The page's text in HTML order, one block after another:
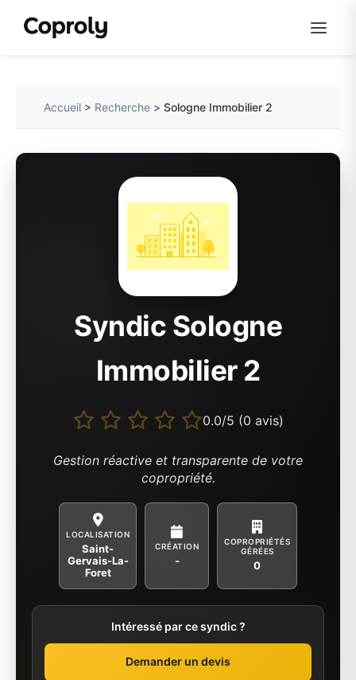
Accueil > Recherche >Sologne Immobilier 2
Syndic Sologne
Immobilier 2
0.0/5 (0 avis)
Gestion réactive et transparente de votre
copropriété.
LOCALISATION
Saint-
Gervais-La-
Foret
CRÉATION
-
COPROPRIÉTÉS
GÉRÉES
0
Intéressé par ce syndic ?
Demander un devis